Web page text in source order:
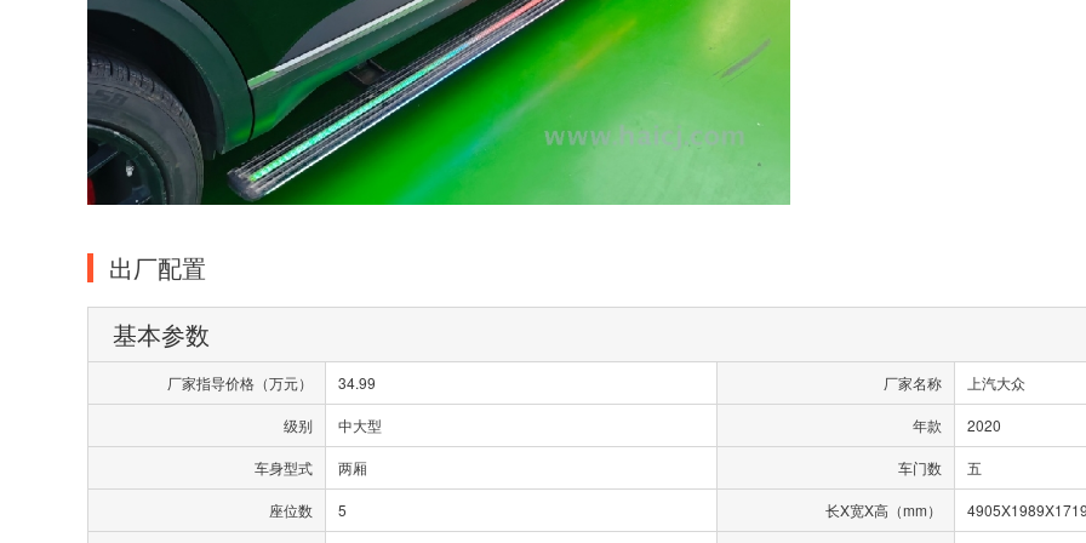
出厂配置
基本参数
厂家指导价格（万元） 34.99 厂家名称 上汽大众
级别 中大型 年款 2020
车身型式 两厢 车门数 五
座位数 5 长X宽X高（mm）